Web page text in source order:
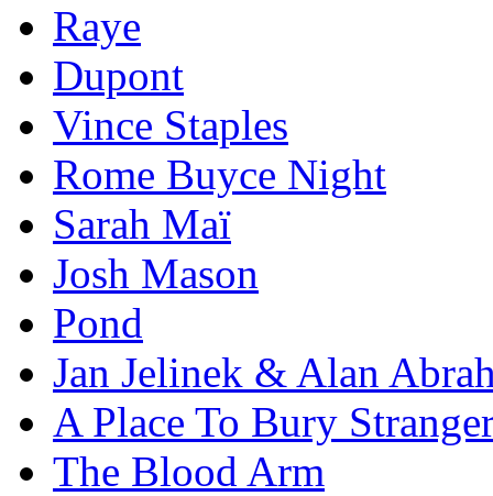
Raye
Dupont
Vince Staples
Rome Buyce Night
Sarah Maï
Josh Mason
Pond
Jan Jelinek & Alan
A Place To Bury
The Blood Arm